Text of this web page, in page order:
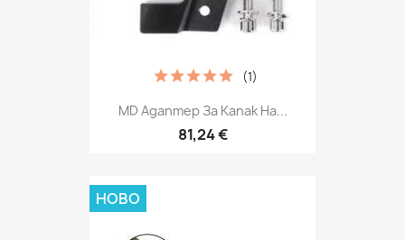
MD Адаптер За Капак На...
81,24 €
(1)
НОВО